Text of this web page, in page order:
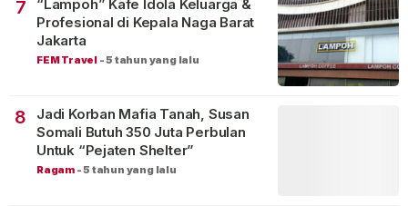
7
“Lampoh” Kafe Idola Keluarga &
Profesional di Kepala Naga Barat
Jakarta
FEM Travel -5 tahun yang lalu
8
Jadi Korban Mafia Tanah, Susan
Somali Butuh 350 Juta Perbulan
Untuk “Pejaten Shelter”
Ragam -5 tahun yang lalu